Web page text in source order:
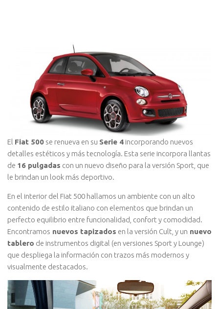
El Fiat 500 se renueva en su Serie 4 incorporando nuevos
detalles estéticos y más tecnología. Esta serie incorpora llantas
de 16 pulgadas con un nuevo diseño para la versión Sport, que
le brindan un look más deportivo.
En el interior del Fiat 500 hallamos un ambiente con un alto
contenido de estilo italiano con elementos que brindan un
perfecto equilibrio entre funcionalidad, confort y comodidad.
Encontramos nuevos tapizados en la versión Cult, y un nuevo
tablero de instrumentos digital (en versiones Sport y Lounge)
que despliega la información con trazos más modernos y
visualmente destacados.